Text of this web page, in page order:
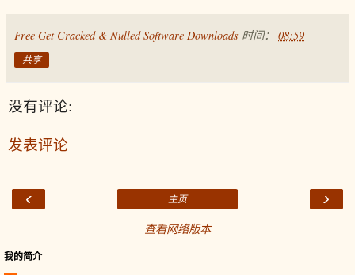
Free Get Cracked & Nulled Software Downloads 时间： 08:59
共享
没有评论:
发表评论
‹ ›
主页
查看网络版本
我的简介